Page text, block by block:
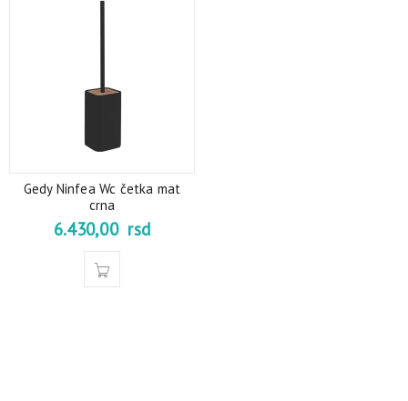
Gedy Ninfea Wc četka mat
crna
6.430,00 rsd